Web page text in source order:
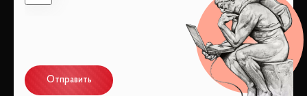
Отправить